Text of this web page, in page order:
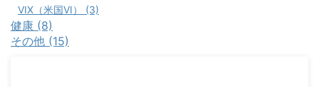
VIX（米国VI） (3)
健康 (8)
その他 (15)